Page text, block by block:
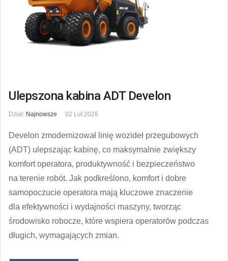
Ulepszona kabina ADT Develon
Dział: Najnowsze 02 Lut 2026
Develon zmodernizował linię wozideł przegubowych
(ADT) ulepszając kabinę, co maksymalnie zwiększy
komfort operatora, produktywność i bezpieczeństwo
na terenie robót. Jak podkreślono, komfort i dobre
samopoczucie operatora mają kluczowe znaczenie
dla efektywności i wydajności maszyny, tworząc
środowisko robocze, które wspiera operatorów podczas
długich, wymagających zmian.